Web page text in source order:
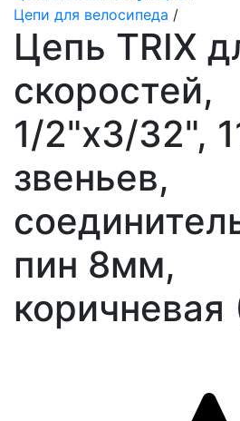
Цепи для велосипеда /
Цепь TRIX
скоростей,
1/2"х3/32",
звеньев,
пин 8мм,
коричневая